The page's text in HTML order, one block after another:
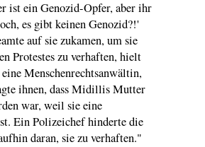
ist ein Genozid-Opfer, aber ihr
es gibt keinen Genozid?!'
auf sie zukamen, um sie
Protestes zu verhaften, hielt
Menschenrechtsanwältin,
ihnen, dass Midillis Mutter
war, weil sie eine
Ein Polizeichef hinderte die
daran, sie zu verhaften."